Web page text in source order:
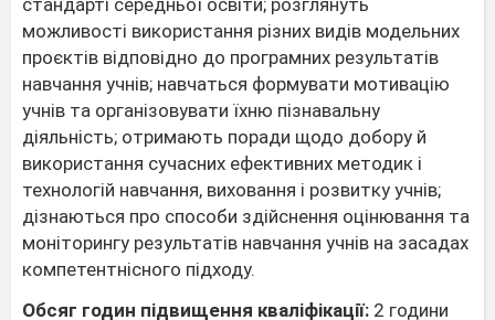
стандарті середньої освіти; розглянуть
можливості використання різних видів модельних
проєктів відповідно до програмних результатів
навчання учнів; навчаться формувати мотивацію
учнів та організовувати їхню пізнавальну
діяльність; отримають поради щодо добору й
використання сучасних ефективних методик і
технологій навчання, виховання і розвитку учнів;
дізнаються про способи здійснення оцінювання та
моніторингу результатів навчання учнів на засадах
компетентнісного підходу.
Обсяг годин підвищення кваліфікації: 2 години